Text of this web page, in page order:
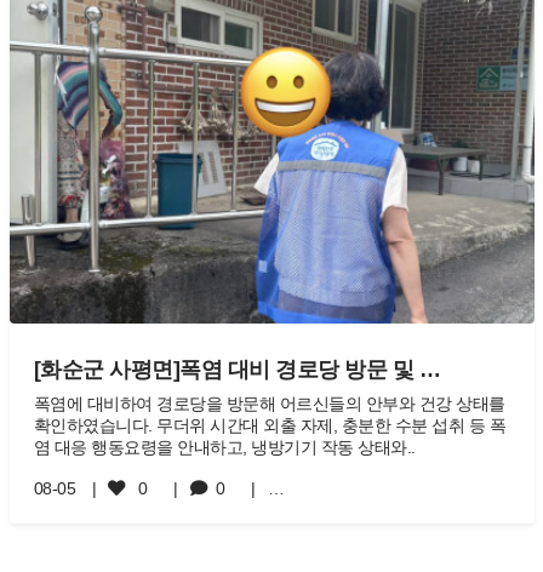
[화순군 사평면]폭염 대비 경로당 방문 및 …
폭염에 대비하여 경로당을 방문해 어르신들의 안부와 건강 상태를
확인하였습니다. 무더위 시간대 외출 자제, 충분한 수분 섭취 등 폭
염 대응 행동요령을 안내하고, 냉방기기 작동 상태와..
08-05 0 0 …